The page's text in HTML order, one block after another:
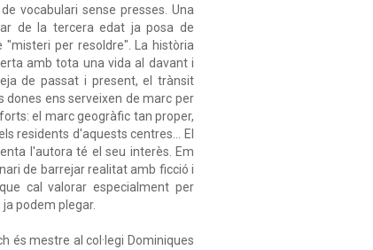
vocabulari sense presses. Una
de la tercera edat ja posa de
per resoldre". La història
amb tota una vida al davant i
de passat i present, el trànsit
dones ens serveixen de marc per
el marc geogràfic tan proper,
residents d'aquests centres... El
l'autora té el seu interès. Em
de barrejar realitat amb ficció i
cal valorar especialment per
podem plegar.
és mestre al col·legi Dominiques